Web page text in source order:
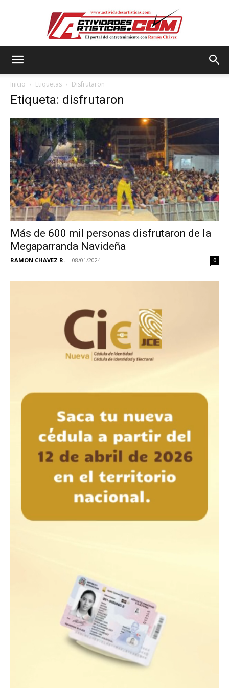
Inicio Etiquetas Disfrutaron
Etiqueta: disfrutaron
Más de 600 mil personas disfrutaron de la
Megaparranda Navideña
RAMON CHAVEZ R. - 08/01/2024 0